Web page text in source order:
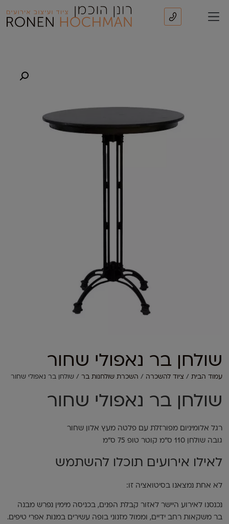
שולחן בר נאפולי שחור
עמוד הבית / ציוד להשכרה / השכרת שולחנות בר / שולחן בר נאפולי שחור
שולחן בר נאפולי שחור
רגל אלומיניום מפורזלת עם פלטה מעץ אלון שחור
גובה שולחן 110 ס"מ קוטר טופ 75 ס"מ
לאילו אירועים תוכלו להשתמש
לא אחת נמצאנו בסיטואציה זו:
נכנסנו לאירוע היישר לאזור קבלת הפנים, בכניסה מימין נפרש מבנה
בר משקאות רחב ידיים, וממול מזנוני בופה עשירים במנות אפרי טיפים.